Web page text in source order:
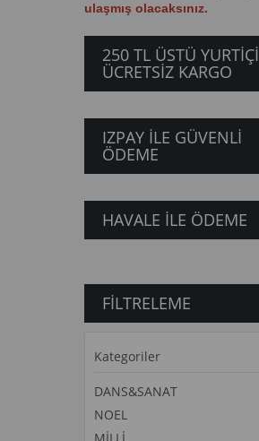
ulaşmış olacaksınız.
250 TL ÜSTÜ YURTİÇİ
ÜCRETSİZ KARGO
IZPAY ILE GÜVENLI
ÖDEME
HAVALE ILE ÖDEME
FILTRELEME
Kategoriler
DANS&SANAT
NOEL